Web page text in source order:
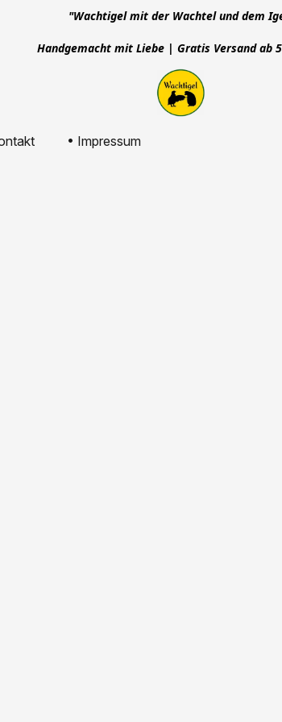
"Wachtigel mit der Wachtel und dem
Handgemacht mit Liebe | Gratis Versand ab
• Impressum